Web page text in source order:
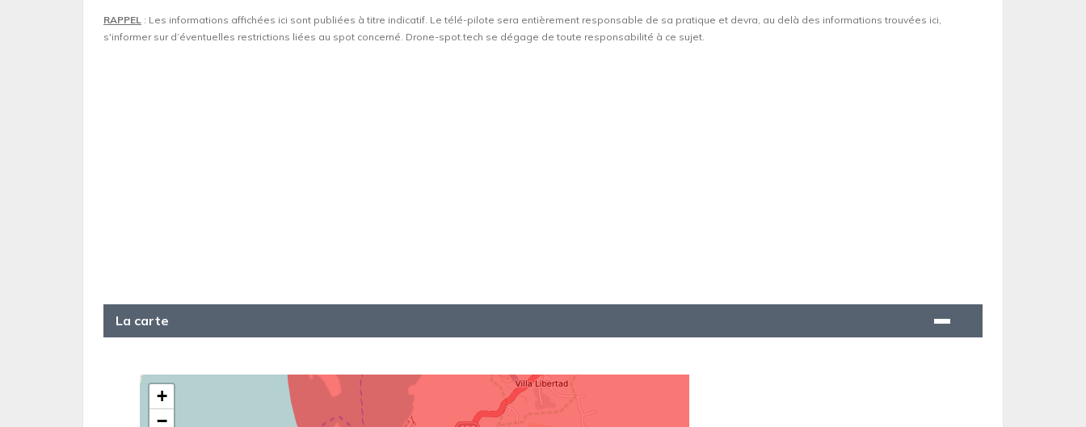
RAPPEL : Les informations affichées ici sont publiées à titre indicatif. Le télé-pilote sera entièrement responsable de sa pratique et devra, au delà des informations trouvées ici,
s'informer sur d’éventuelles restrictions liées au spot concerné. Drone-spot.tech se dégage de toute responsabilité à ce sujet.
La carte